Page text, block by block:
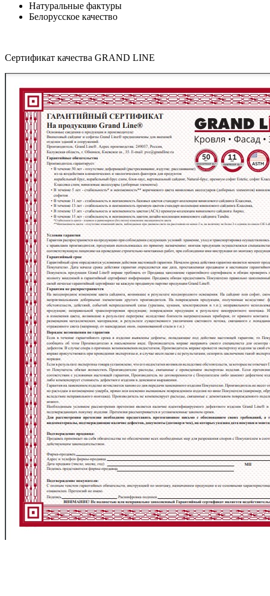
Натуральные фактуры
Белорусское качество
Сертификат качества GRAND LINE